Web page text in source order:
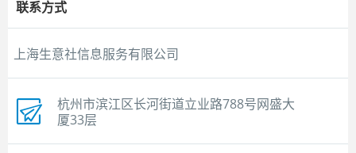
联系方式
上海生意社信息服务有限公司
杭州市滨江区长河街道立业路788号网盛大
厦33层